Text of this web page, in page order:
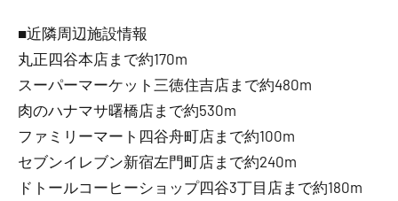
■近隣周辺施設情報
丸正四谷本店まで約170m
スーパーマーケット三徳住吉店まで約480m
肉のハナマサ曙橋店まで約530m
ファミリーマート四谷舟町店まで約100m
セブンイレブン新宿左門町店まで約240m
ドトールコーヒーショップ四谷3丁目店まで約180m